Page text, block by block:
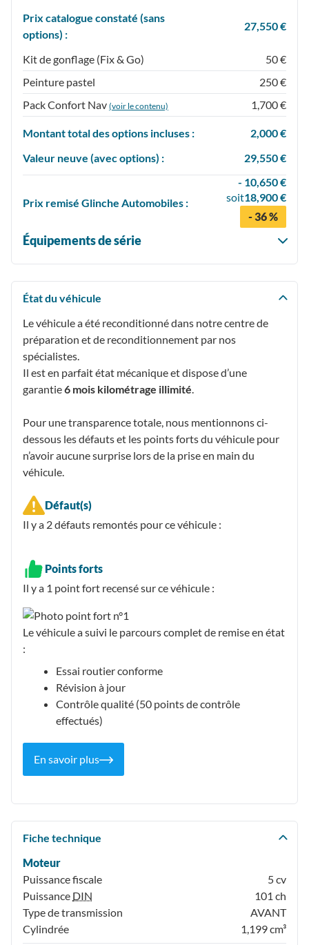
Prix catalogue constaté (sans
options) :
27,550 €
Kit de gonflage (Fix & Go)
50 €
Peinture pastel
250 €
Pack Confort Nav (voir le contenu) 1,700 €
Montant total des options incluses :
2,000 €
Valeur neuve (avec options) :
29,550 €
Prix remisé Glinche Automobiles :
- 10,650 €
soit18,900 €
- 36 %
Équipements de série
État du véhicule
Le véhicule a été reconditionné dans notre centre de
préparation et de reconditionnement par nos
spécialistes.
Il est en parfait état mécanique et dispose d’une
garantie6 mois kilométrage illimité.
Pour une transparence totale, nous mentionnons ci-
dessous les défauts et les points forts du véhicule pour
n’avoir aucune surprise lors de la prise en main du
véhicule.
Défaut(s)
Il y a 2défauts remontés pour ce véhicule :
Points forts
Il y a 1 point fort recensésur ce véhicule :
Le véhicule a suivi le parcours complet de remise en état
:
Essai routier conforme
Révision à jour
Contrôle qualité (50 points de contrôle
effectués)
En savoir plus
Fiche technique
Moteur
Puissance fiscale
5 cv
Puissance DIN
101 ch
Type de transmission
AVANT
Cylindrée
1,199 cm³